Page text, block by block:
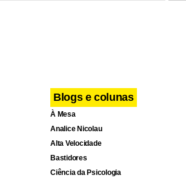
Blogs e colunas
À Mesa
Analice Nicolau
Alta Velocidade
Bastidores
Ciência da Psicologia